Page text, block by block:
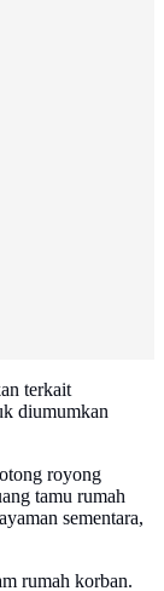
terkait
diumumkan
royong
tamu rumah
sementara,
rumah korban.